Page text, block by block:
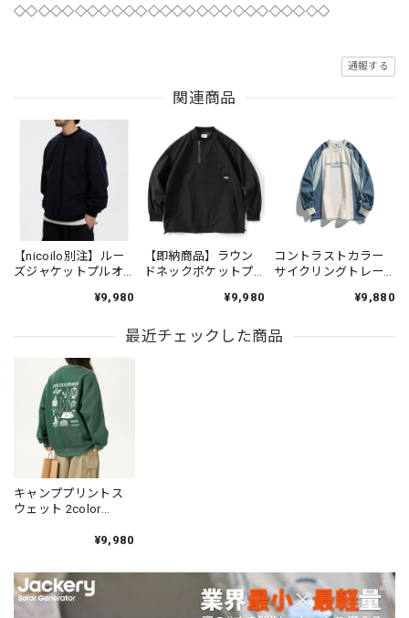
◇◇◇◇◇◇◇◇◇◇◇◇◇◇◇◇◇◇◇◇◇◇◇◇◇◇
通報する
関連商品
【nicoilo別注】ルー
ズジャケットプルオ
¥9,980
【即納商品】ラウン
ドネックポケットプ
¥9,980
コントラストカラー
サイクリングトレー
¥9,880
最近チェックした商品
キャンププリントス
ウェット 2color
¥9,980